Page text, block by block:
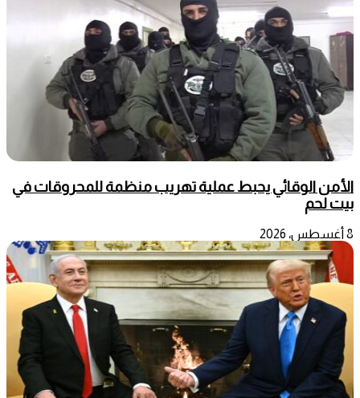
الأمن الوقائي يحبط عملية تهريب منظمة للمحروقات في
بيت لحم
8 أغسطس، 2026